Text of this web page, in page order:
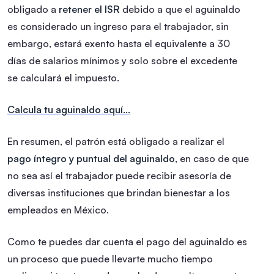
obligado a retener el ISR debido a que el aguinaldo
es considerado un ingreso para el trabajador, sin
embargo, estará exento hasta el equivalente a 30
días de salarios mínimos y solo sobre el excedente
se calculará el impuesto.
Calcula tu aguinaldo aquí…
En resumen, el patrón está obligado a realizar el
pago íntegro y puntual del aguinaldo, en caso de que
no sea así el trabajador puede recibir asesoría de
diversas instituciones que brindan bienestar a los
empleados en México.
Como te puedes dar cuenta el pago del aguinaldo es
un proceso que puede llevarte mucho tiempo